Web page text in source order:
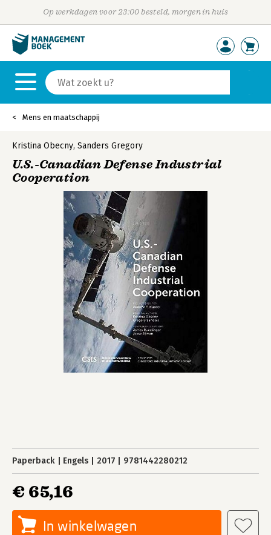
Op werkdagen voor 23:00 besteld, morgen in huis
Mens en maatschappij
Kristina Obecny, Sanders Gregory
U.S.-Canadian Defense Industrial
Cooperation
Paperback Engels 2017 9781442280212
€ 65,16
In winkelwagen